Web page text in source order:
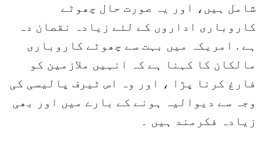
شامل ہیں، اور یہ صورت حال چھوٹے
کاروباری اداروں کے لئے زیادہ نقصان دہ
ہے . امریکہ میں بہت سے چھوٹے کاروباری
مالکان کا کہنا ہے کہ انہیں ملازمین کو
فارغ کرنا پڑا ، اور وہ اس ٹیرف پالیسی کی
وجہ سے دیوالیہ ہونے کے بارے میں اور بھی
زیادہ فکرمند ہیں ۔